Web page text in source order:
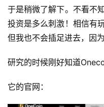
于是稍微了解下。不看不
投资是多么刺激！相信有
但我也不会插足进去，因
研究的时候刚好知道
它的官网：